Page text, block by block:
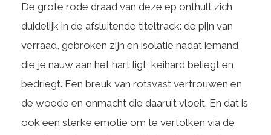
De grote rode draad van deze ep onthult zich
duidelijk in de afsluitende titeltrack: de pijn van
verraad, gebroken zijn en isolatie nadat iemand
die je nauw aan het hart ligt, keihard beliegt en
bedriegt. Een breuk van rotsvast vertrouwen en
de woede en onmacht die daaruit vloeit. En dat is
ook een sterke emotie om te vertolken via de